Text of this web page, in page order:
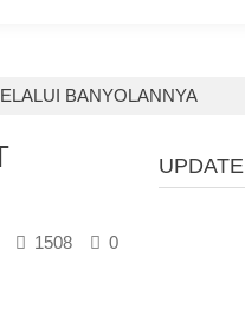
BANYOLANNYA
0
1508
UPDATE